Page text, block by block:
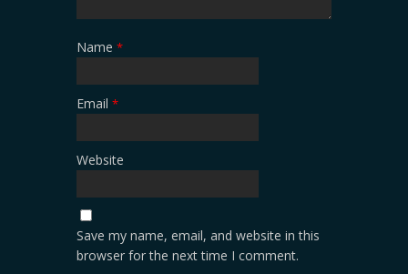
Name *
Email *
Website
Save my name, email, and website in this
browser for the next time I comment.